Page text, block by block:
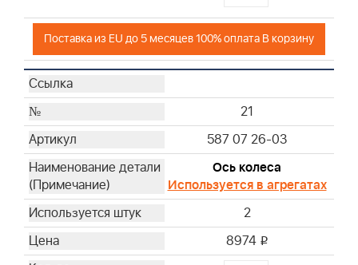
Поставка из EU до 5 месяцев 100% оплата В корзину
21
587 07 26-03
Ось колеса
Используется в агрегатах
2
8974 i